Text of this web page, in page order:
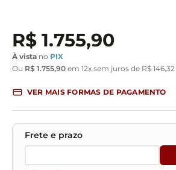
R$ 1.755,90
À vista no PIX
Ou R$ 1.755,90 em 12x sem juros de R$ 146 32
VER MAIS FORMAS DE PAGAMENTO